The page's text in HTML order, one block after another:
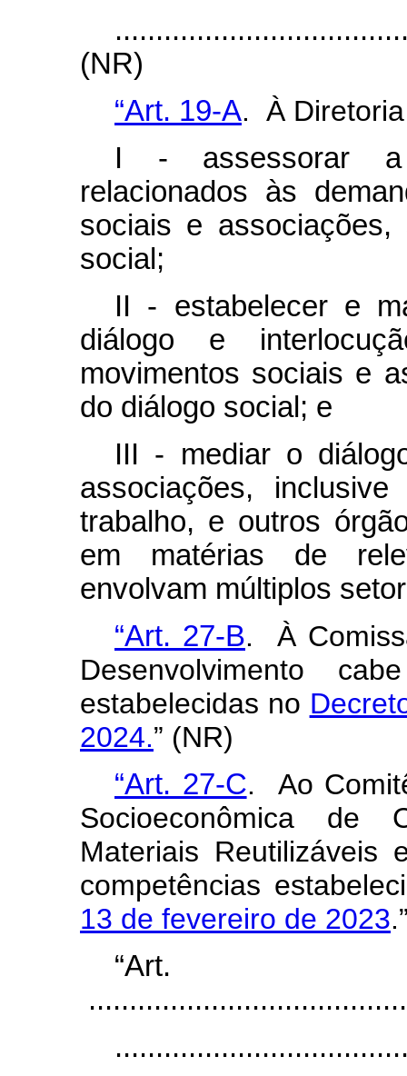
(NR)
“Art. 19-A. À
I - assessorar a
relacionados às
sociais e
social;
II - estabelecer e
diálogo e
movimentos sociais e
do diálogo social; e
III - mediar o
associações,
trabalho, e outros
em matérias de
envolvam múltiplos
“Art. 27-B. À
Desenvolvimento
estabelecidas no
2024.” (NR)
“Art. 27-C. Ao
Socioeconômica de
Materiais Reutilizáveis
competências
13 de fevereiro de 2023